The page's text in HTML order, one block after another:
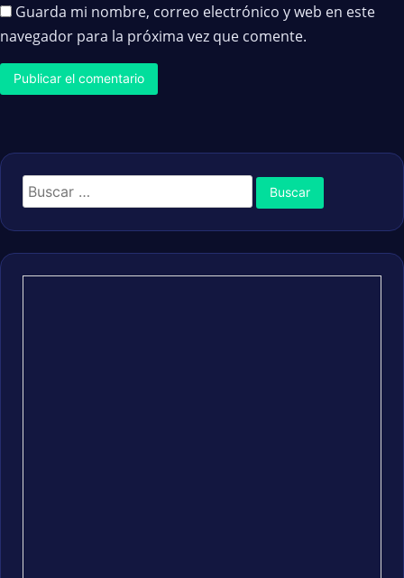
Guarda mi nombre, correo electrónico y web en este
navegador para la próxima vez que comente.
Buscar: